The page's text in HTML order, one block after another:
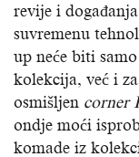
revije i
suvremenu
up neće biti
kolekcija, već i
osmišljen corner
ondje moći
komade iz